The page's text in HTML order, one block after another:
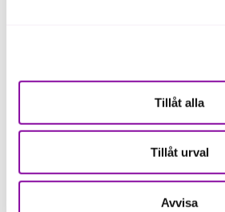
Tillåt alla
Tillåt urval
Avvisa
Hållbar tillväxt handlar
växa snabbt, utan om att
rätt förutsättningar. Almi
finansieringutifrån